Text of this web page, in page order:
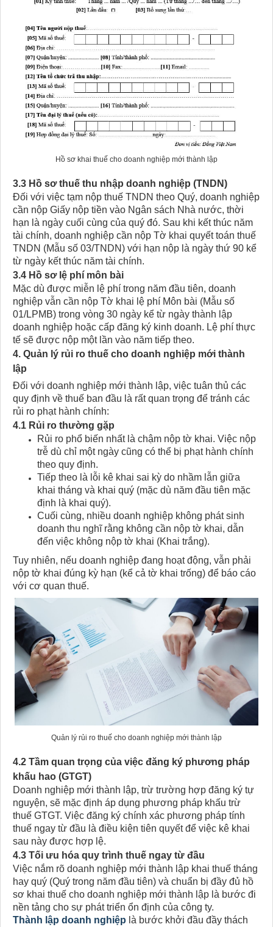
Hồ sơ khai thuế cho doanh nghiệp mới thành lập
3.3 Hồ sơ thuế thu nhập doanh nghiệp (TNDN)
Đối với việc tạm nộp thuế TNDN theo Quý, doanh nghiệp
cần nộp Giấy nộp tiền vào Ngân sách Nhà nước, thời
hạn là ngày cuối cùng của quý đó. Sau khi kết thúc năm
tài chính, doanh nghiệp cần nộp Tờ khai quyết toán thuế
TNDN (Mẫu số 03/TNDN) với hạn nộp là ngày thứ 90 kể
từ ngày kết thúc năm tài chính.
3.4 Hồ sơ lệ phí môn bài
Mặc dù được miễn lệ phí trong năm đầu tiên, doanh
nghiệp vẫn cần nộp Tờ khai lệ phí Môn bài (Mẫu số
01/LPMB) trong vòng 30 ngày kể từ ngày thành lập
doanh nghiệp hoặc cấp đăng ký kinh doanh. Lệ phí thực
tế sẽ được nộp một lần vào năm tiếp theo.
4. Quản lý rủi ro thuế cho doanh nghiệp mới thành
lập
Đối với doanh nghiệp mới thành lập, việc tuân thủ các
quy định về thuế ban đầu là rất quan trọng để tránh các
rủi ro phạt hành chính:
4.1 Rủi ro thường gặp
Rủi ro phổ biến nhất là chậm nộp tờ khai. Việc nộp
trễ dù chỉ một ngày cũng có thể bị phạt hành chính
theo quy định.
Tiếp theo là lỗi kê khai sai kỳ do nhầm lẫn giữa
khai tháng và khai quý (mặc dù năm đầu tiên mặc
định là khai quý).
Cuối cùng, nhiều doanh nghiệp không phát sinh
doanh thu nghĩ rằng không cần nộp tờ khai, dẫn
đến việc không nộp tờ khai (Khai trắng).
Tuy nhiên, nếu doanh nghiệp đang hoạt động, vẫn phải
nộp tờ khai đúng kỳ hạn (kể cả tờ khai trống) để báo cáo
với cơ quan thuế.
Quản lý rủi ro thuế cho doanh nghiệp mới thành lập
4.2 Tầm quan trọng của việc đăng ký phương pháp
khấu hao (GTGT)
Doanh nghiệp mới thành lập, trừ trường hợp đăng ký tự
nguyện, sẽ mặc định áp dụng phương pháp khấu trừ
thuế GTGT. Việc đăng ký chính xác phương pháp tính
thuế ngay từ đầu là điều kiện tiên quyết để việc kê khai
sau này được hợp lệ.
4.3 Tối ưu hóa quy trình thuế ngay từ đầu
Việc nắm rõ doanh nghiệp mới thành lập khai thuế tháng
hay quý (Quý trong năm đầu tiên) và chuẩn bị đầy đủ hồ
sơ khai thuế cho doanh nghiệp mới thành lập là bước đi
nền tảng cho sự phát triển ổn định của công ty.
Thành lập doanh nghiệp là bước khởi đầu đầy thách